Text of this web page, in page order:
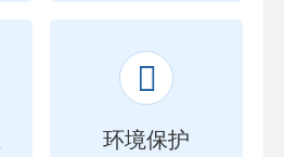

环境保护